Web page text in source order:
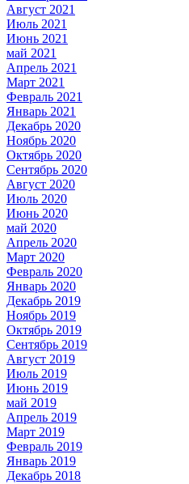
Август 2021
Июль 2021
Июнь 2021
май 2021
Апрель 2021
Март 2021
Февраль 2021
Январь 2021
Декабрь 2020
Ноябрь 2020
Октябрь 2020
Сентябрь 2020
Август 2020
Июль 2020
Июнь 2020
май 2020
Апрель 2020
Март 2020
Февраль 2020
Январь 2020
Декабрь 2019
Ноябрь 2019
Октябрь 2019
Сентябрь 2019
Август 2019
Июль 2019
Июнь 2019
май 2019
Апрель 2019
Март 2019
Февраль 2019
Январь 2019
Декабрь 2018